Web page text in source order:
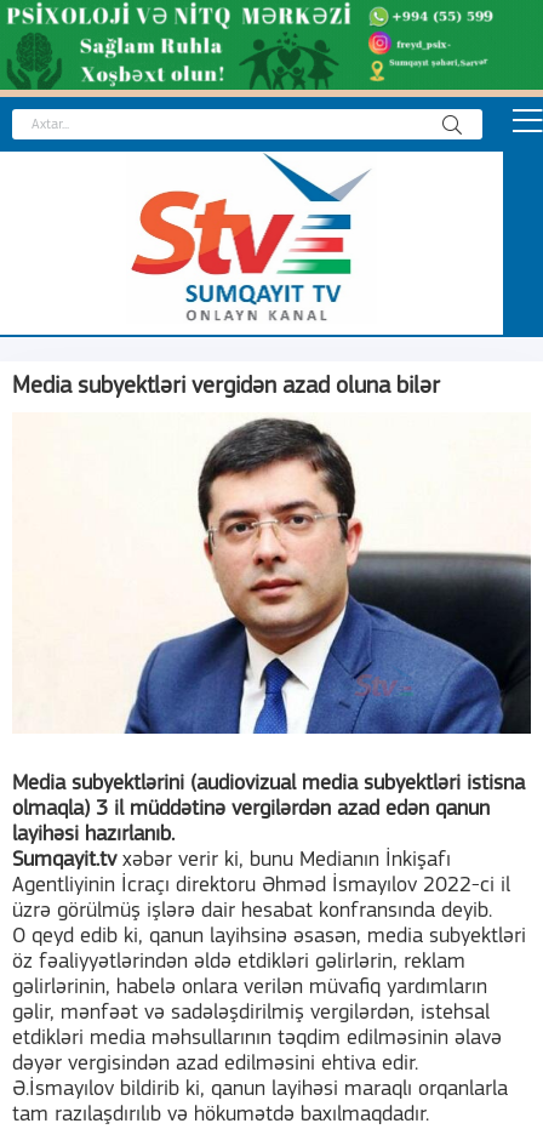
Media subyektləri vergidən azad oluna bilər
Media subyektlərini (audiovizual media subyektləri istisna
olmaqla) 3 il müddətinə vergilərdən azad edən qanun
layihəsi hazırlanıb.
Sumqayit.tvxəbər verir ki, bunu Medianın İnkişafı
Agentliyinin İcraçı direktoru Əhməd İsmayılov 2022-ci il
üzrə görülmüş işlərə dair hesabat konfransında deyib.
O qeyd edib ki, qanun layihsinə əsasən, media subyektləri
öz fəaliyyətlərindən əldə etdikləri gəlirlərin, reklam
gəlirlərinin, habelə onlara verilən müvafiq yardımların
gəlir, mənfəət və sadələşdirilmiş vergilərdən, istehsal
etdikləri media məhsullarının təqdim edilməsinin əlavə
dəyər vergisindən azad edilməsini ehtiva edir.
Ə.İsmayılov bildirib ki, qanun layihəsi maraqlı orqanlarla
tam razılaşdırılıb və hökumətdə baxılmaqdadır.